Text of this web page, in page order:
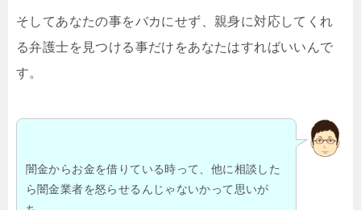
そしてあなたの事をバカにせず、親身に対応してくれ
る弁護士を見つける事だけをあなたはすればいいんで
す。
闇金からお金を借りている時って、他に相談した
ら闇金業者を怒らせるんじゃないかって思いが